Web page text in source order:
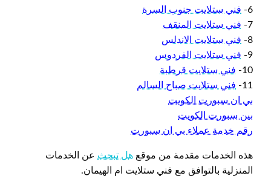
6-
فني ستلايت جنوب السرة
7-
فني ستلايت المنقف
8-
فني ستلايت الاندلس
9-
فني ستلايت الفردوس
10-
فني ستلايت قرطبة
11-
فني ستلايت صباح السالم
بي ان سبورت الكويت
بين سبورت الكويت
رقم خدمة عملاء بي ان سبورت
هذه الخدمات مقدمة من موقع هل تبحث عن الخدمات
المنزلية بالتوافق مع فني ستلايت ام الهيمان.